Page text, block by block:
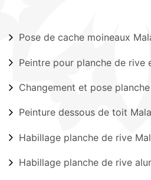
Pose de cache moineaux
Peintre pour planche de rive
Changement et pose
Peinture dessous de toit
Habillage planche de rive
Habillage planche de rive